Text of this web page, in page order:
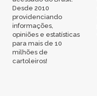
Desde 2010
providenciando
informações,
opiniões e estatísticas
para mais de 10
milhões de
cartoleiros!